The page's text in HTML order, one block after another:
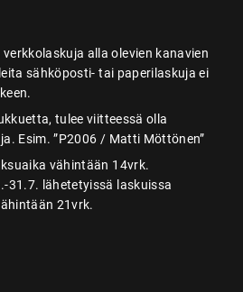
alla olevien kanavien
sähköposti- tai paperilaskuja ei
tulee viitteessä olla
Esim. ”P2006 / Matti Möttönen”
vähintään 14vrk.
31.7. lähetetyissä laskuissa
21vrk.